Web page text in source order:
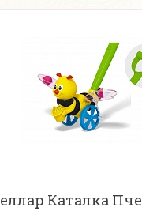
Каталка